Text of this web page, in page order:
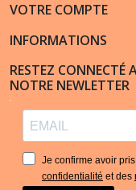
VOTRE COMPTE
INFORMATIONS
RESTEZ CONNECTÉ
NOTRE NEWLETTER
Je confirme avoir
confidentialité et des